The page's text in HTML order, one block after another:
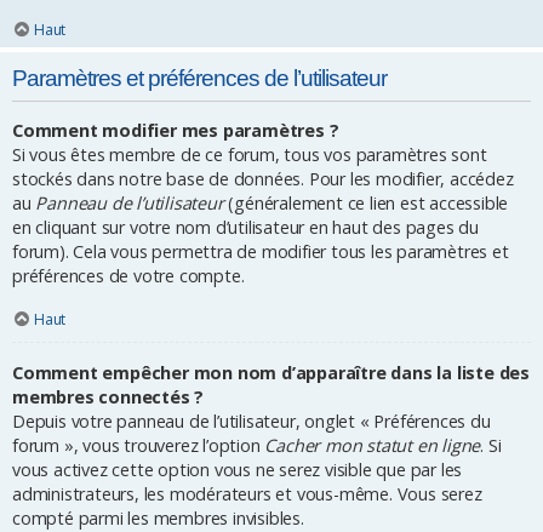
Haut
Paramètres et préférences de l’utilisateur
Comment modifier mes paramètres ?
Si vous êtes membre de ce forum, tous vos paramètres sont
stockés dans notre base de données. Pour les modifier, accédez
au Panneau de l’utilisateur(généralement ce lien est accessible
en cliquant sur votre nom d’utilisateur en haut des pages du
forum). Cela vous permettra de modifier tous les paramètres et
préférences de votre compte.
Haut
Comment empêcher mon nom d’apparaître dans la liste des
membres connectés ?
Depuis votre panneau de l’utilisateur, onglet « Préférences du
forum », vous trouverez l’option Cacher mon statut en ligne. Si
vous activez cette option vous ne serez visible que par les
administrateurs, les modérateurs et vous-même. Vous serez
compté parmi les membres invisibles.